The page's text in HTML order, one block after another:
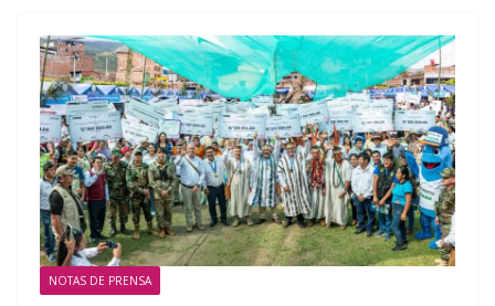
NOTAS DE PRENSA